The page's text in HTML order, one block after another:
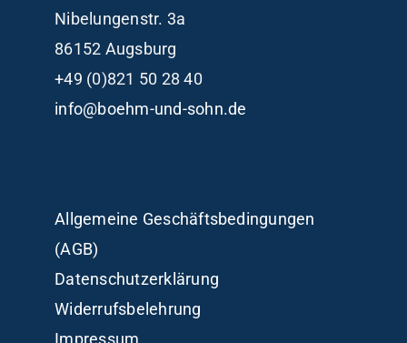
Nibelungenstr. 3a
86152 Augsburg
+49 (0)821 50 28 40
info@boehm-und-sohn.de
Allgemeine Geschäftsbedingungen
(AGB)
Datenschutzerklärung
Widerrufsbelehrung
Impressum